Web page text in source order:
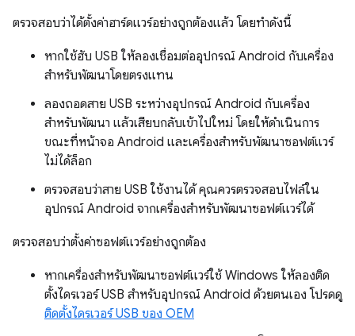
ตรวจสอบว่าได้ตั้งค่าฮาร์ดแวร์อย่างถูกต้องแล้ว โดยทำดังนี้
หากใช้ฮับ USB ให้ลองเชื่อมต่ออุปกรณ์ Android กับเครื่อง
สำหรับพัฒนาโดยตรงแทน
ลองถอดสาย USB ระหว่างอุปกรณ์ Android กับเครื่อง
สำหรับพัฒนา แล้วเสียบกลับเข้าไปใหม่ โดยให้ดำเนินการ
ขณะที่หน้าจอ Android และเครื่องสำหรับพัฒนาซอฟต์แวร์
ไม่ได้ล็อก
ตรวจสอบว่าสาย USB ใช้งานได้ คุณควรตรวจสอบไฟล์ใน
อุปกรณ์ Android จากเครื่องสำหรับพัฒนาซอฟต์แวร์ได้
ตรวจสอบว่าตั้งค่าซอฟต์แวร์อย่างถูกต้อง
หากเครื่องสำหรับพัฒนาซอฟต์แวร์ใช้ Windows ให้ลองติด
ตั้งไดรเวอร์ USB สำหรับอุปกรณ์ Android ด้วยตนเอง โปรดดู
ติดตั้งไดรเวอร์ USB ของ OEM